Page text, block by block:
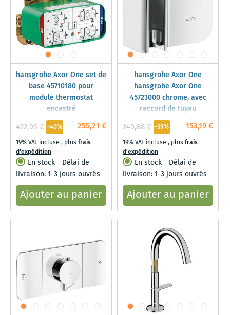
hansgrohe Axor One set de
base 45710180 pour
module thermostat
encastré
255,21 €
422,95 € -40%
19% VAT incluse , plusfrais
d'expédition
En stock
Délai de
livraison: 1-3 jours ouvrés
Ajouter au panier
hansgrohe Axor One
hansgrohe Axor One
45723000 chrome, avec
raccord de tuyau
153,19 €
249,88 € -39%
19% VAT incluse , plusfrais
d'expédition
En stock
Délai de
livraison: 1-3 jours ouvrés
Ajouter au panier